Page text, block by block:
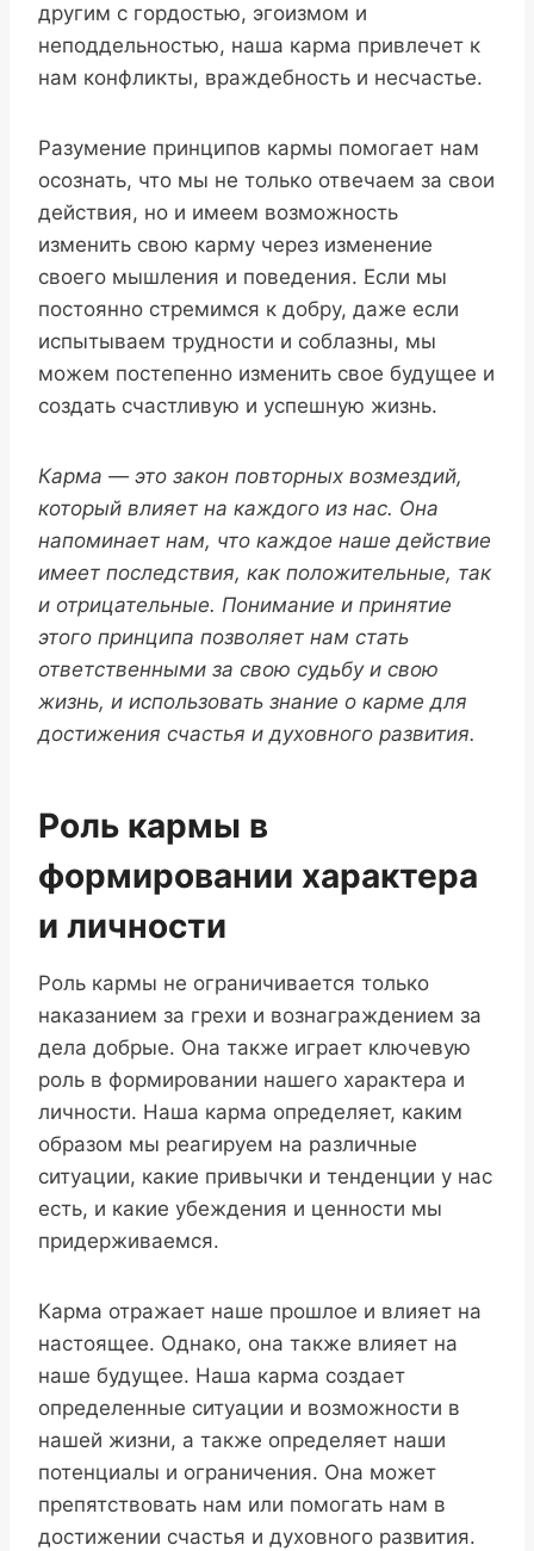
другим с гордостью, эгоизмом и
неподдельностью, наша карма привлечет к
нам конфликты, враждебность и несчастье.
Разумение принципов кармы помогает нам
осознать, что мы не только отвечаем за свои
действия, но и имеем возможность
изменить свою карму через изменение
своего мышления и поведения. Если мы
постоянно стремимся к добру, даже если
испытываем трудности и соблазны, мы
можем постепенно изменить свое будущее и
создать счастливую и успешную жизнь.
Карма — это закон повторных возмездий,
который влияет на каждого из нас. Она
напоминает нам, что каждое наше действие
имеет последствия, как положительные, так
и отрицательные. Понимание и принятие
этого принципа позволяет нам стать
ответственными за свою судьбу и свою
жизнь, и использовать знание о карме для
достижения счастья и духовного развития.
Роль кармы в
формировании характера
и личности
Роль кармы не ограничивается только
наказанием за грехи и вознаграждением за
дела добрые. Она также играет ключевую
роль в формировании нашего характера и
личности. Наша карма определяет, каким
образом мы реагируем на различные
ситуации, какие привычки и тенденции у нас
есть, и какие убеждения и ценности мы
придерживаемся.
Карма отражает наше прошлое и влияет на
настоящее. Однако, она также влияет на
наше будущее. Наша карма создает
определенные ситуации и возможности в
нашей жизни, а также определяет наши
потенциалы и ограничения. Она может
препятствовать нам или помогать нам в
достижении счастья и духовного развития.